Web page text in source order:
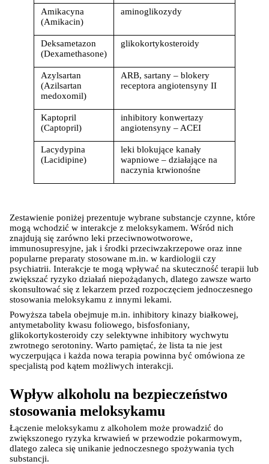
Amikacyna
(Amikacin)
aminoglikozydy
Deksametazon
(Dexamethasone)
glikokortykosteroidy
Azylsartan
(Azilsartan
medoxomil)
ARB, sartany – blokery
receptora angiotensyny II
Kaptopril
(Captopril)
inhibitory konwertazy
angiotensyny – ACEI
Lacydypina
(Lacidipine)
leki blokujące kanały
wapniowe – działające na
naczynia krwionośne
Zestawienie poniżej prezentuje wybrane substancje czynne, które
mogą wchodzić w interakcje z meloksykamem. Wśród nich
znajdują się zarówno leki przeciwnowotworowe,
immunosupresyjne, jak i środki przeciwzakrzepowe oraz inne
popularne preparaty stosowane m.in. w kardiologii czy
psychiatrii. Interakcje te mogą wpływać na skuteczność terapii lub
zwiększać ryzyko działań niepożądanych, dlatego zawsze warto
skonsultować się z lekarzem przed rozpoczęciem jednoczesnego
stosowania meloksykamu z innymi lekami.
Powyższa tabela obejmuje m.in. inhibitory kinazy białkowej,
antymetabolity kwasu foliowego, bisfosfoniany,
glikokortykosteroidy czy selektywne inhibitory wychwytu
zwrotnego serotoniny. Warto pamiętać, że lista ta nie jest
wyczerpująca i każda nowa terapia powinna być omówiona ze
specjalistą pod kątem możliwych interakcji.
Wpływ alkoholu na bezpieczeństwo
stosowania meloksykamu
Łączenie meloksykamu z alkoholem może prowadzić do
zwiększonego ryzyka krwawień w przewodzie pokarmowym,
dlatego zaleca się unikanie jednoczesnego spożywania tych
substancji.